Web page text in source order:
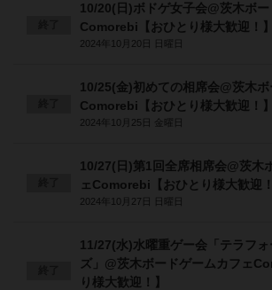
10/20(日)ボドゲ女子会@茨木ボー
Comorebi【おひとり様大歓迎！】
2024年10月20日 日曜日
10/25(金)初めての相席会@茨木ボ
Comorebi【おひとり様大歓迎！】
2024年10月25日 金曜日
10/27(日)第1回全席相席会@茨木
ェComorebi【おひとり様大歓迎！
2024年10月27日 日曜日
11/27(水)水曜重ゲー会「テラフ
ズ」@茨木ボードゲームカフェ
り様大歓迎！】